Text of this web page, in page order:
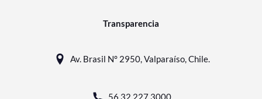
Transparencia
Av. Brasil N° 2950, Valparaíso, Chile.
56 32 227 3000